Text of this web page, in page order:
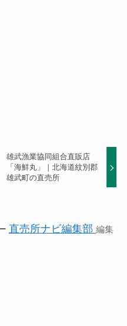
雄武漁業協同組合直販店
「海鮮丸」｜北海道紋別郡
雄武町の直売所
直売所ナビ編集部 編集